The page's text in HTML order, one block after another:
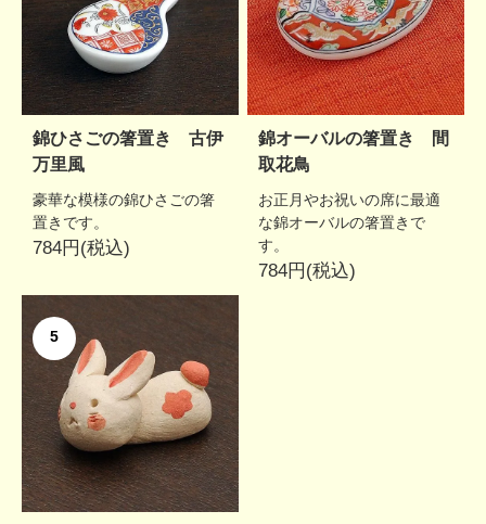
錦ひさごの箸置き 古伊
万里風
豪華な模様の錦ひさごの箸
置きです。
784円(税込)
錦オーバルの箸置き 間
取花鳥
お正月やお祝いの席に最適
な錦オーバルの箸置きで
す。
784円(税込)
5